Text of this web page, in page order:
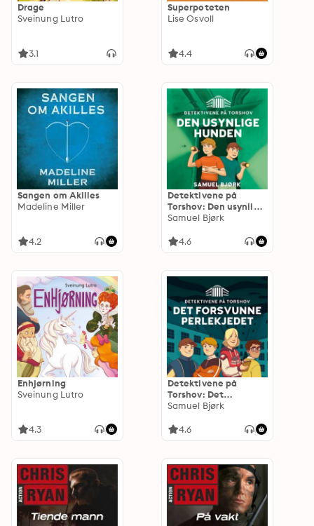
Drage
Sveinung Lutro
3.1
Superpoteten
Lise Osvoll
4.4
Sangen om Akilles
Madeline Miller
4.2
Detektivene på
Torshov: Den usynlige
hunden
Samuel Bjørk
4.6
Enhjørning
Sveinung Lutro
4.3
Detektivene på
Torshov: Det
forsvunne
Samuel Bjørk
4.6